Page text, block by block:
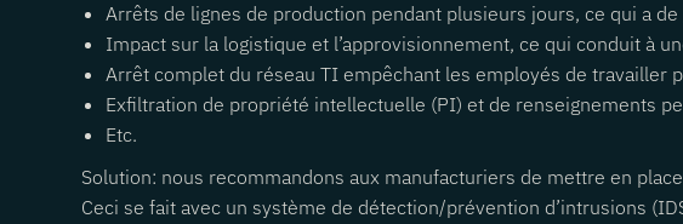
Arrêts de lignes de production pendant plusieurs jours, ce qui a
Impact sur la logistique et l’approvisionnement, ce qui conduit à
Arrêt complet du réseau TI empêchant les employés de travailler
Exfiltration de propriété intellectuelle (PI) et de renseignements
Etc.
Solution: nous recommandons aux manufacturiers de mettre en
Ceci se fait avec un système de détection/prévention d’intrusions